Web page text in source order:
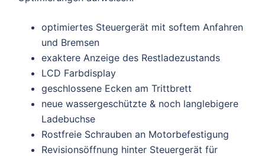
optimiertes Steuergerät mit softem Anfahren
und Bremsen
exaktere Anzeige des Restladezustands
LCD Farbdisplay
geschlossene Ecken am Trittbrett
neue wassergeschützte & noch langlebigere
Ladebuchse
Rostfreie Schrauben an Motorbefestigung
Revisionsöffnung hinter Steuergerät für